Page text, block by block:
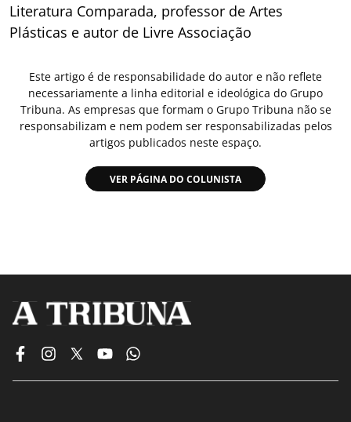
Literatura Comparada, professor de Artes
Plásticas e autor de Livre Associação
Este artigo é de responsabilidade do autor e não reflete
necessariamente a linha editorial e ideológica do Grupo
Tribuna. As empresas que formam o Grupo Tribuna não se
responsabilizam e nem podem ser responsabilizadas pelos
artigos publicados neste espaço.
VER PÁGINA DO COLUNISTA